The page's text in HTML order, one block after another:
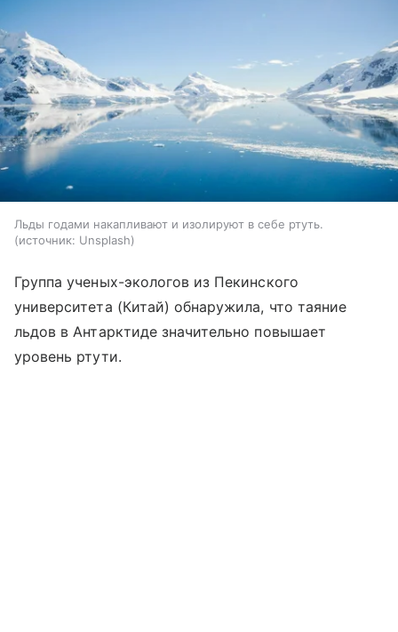
Льды годами накапливают и изолируют в себе ртуть.
источник: Unsplash
Группа ученых-экологов из Пекинского
университета (Китай) обнаружила, что таяние
льдов в Антарктиде значительно повышает
уровень ртути.